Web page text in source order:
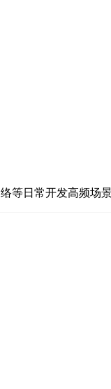
日常开发高频场